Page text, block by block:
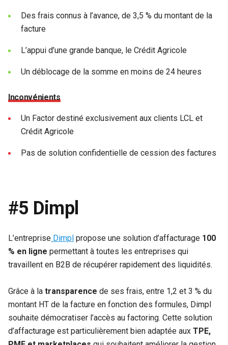
Des frais connus à l’avance, de 3,5 % du montant de la
facture
L’appui d’une grande banque, le Crédit Agricole
Un déblocage de la somme en moins de 24 heures
Inconvénients
Un Factor destiné exclusivement aux clients LCL et
Crédit Agricole
Pas de solution confidentielle de cession des factures
#5 Dimpl
L’entreprise Dimpl propose une solution d’affacturage 100
% en ligne permettant à toutes les entreprises qui
travaillent en B2B de récupérer rapidement des liquidités.
Grâce à la transparence de ses frais, entre 1,2 et 3 % du
montant HT de la facture en fonction des formules, Dimpl
souhaite démocratiser l’accès au factoring. Cette solution
d’affacturage est particulièrement bien adaptée aux TPE,